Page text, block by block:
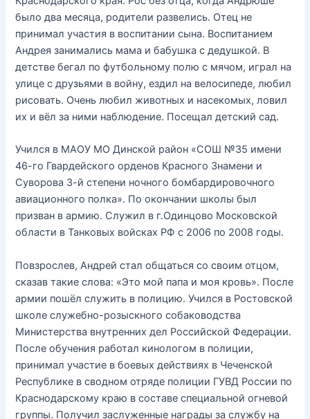
было два месяца, родители развелись. Отец не
принимал участия в воспитании сына. Воспитанием
Андрея занимались мама и бабушка с дедушкой. В
детстве бегал по футбольному полю с мячом, играл на
улице с друзьями в войну, ездил на велосипеде, любил
рисовать. Очень любил животных и насекомых, ловил
их и вёл за ними наблюдение. Посещал детский сад.
Учился в МАОУ МО Динской район «СОШ №35 имени
46-го Гвардейского орденов Красного Знамени и
Суворова 3-й степени ночного бомбардировочного
авиационного полка». По окончании школы был
призван в армию. Служил в г.Одинцово Московской
области в Танковых войсках РФ с 2006 по 2008 годы.
Повзрослев, Андрей стал общаться со своим отцом,
сказав такие слова: «Это мой папа и моя кровь». После
армии пошёл служить в полицию. Учился в Ростовской
школе служебно-розыскного собаководства
Министерства внутренних дел Российской Федерации.
После обучения работал кинологом в полиции,
принимал участие в боевых действиях в Чеченской
Республике в сводном отряде полиции ГУВД России по
Краснодарскому краю в составе специальной огневой
группы. Получил заслуженные награды за службу на